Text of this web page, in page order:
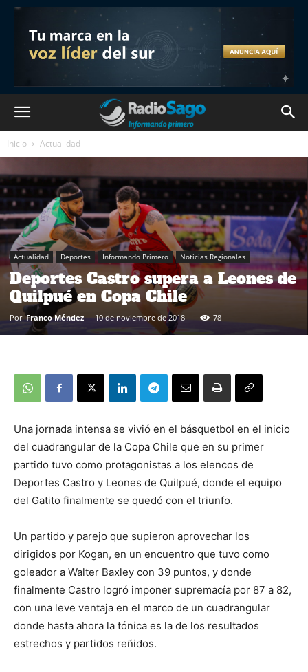
Inicio Actualidad
Actualidad Deportes Informando Primero Noticias Regionales
Deportes Castro supera a Leones de
Quilpué en Copa Chile
Por Franco Méndez - 10 de noviembre de 2018 78
Una jornada intensa se vivió en el básquetbol en el inicio
del cuadrangular de la Copa Chile que en su primer
partido tuvo como protagonistas a los elencos de
Deportes Castro y Leones de Quilpué, donde el equipo
del Gatito finalmente se quedó con el triunfo.
Un partido y parejo que supieron aprovechar los
dirigidos por Kogan, en un encuentro que tuvo como
goleador a Walter Baxley con 39 puntos, y donde
finalmente Castro logró imponer supremacía por 87 a 82,
con una leve ventaja en el marco de un cuadrangular
donde hasta ahora la tónica es la de los resultados
estrechos y partidos reñidos.